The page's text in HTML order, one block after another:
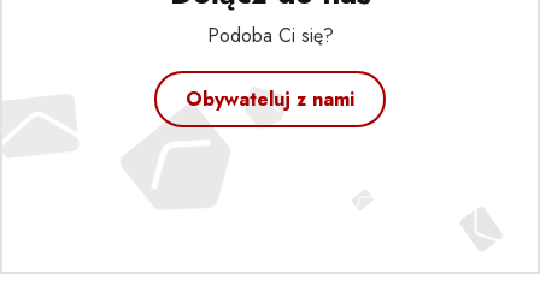
Podoba Ci się?
Obywateluj z nami